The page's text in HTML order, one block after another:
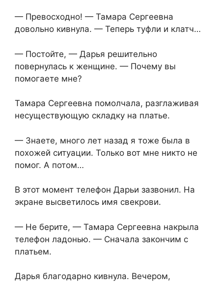
— Превосходно! — Тамара Сергеевна
довольно кивнула. — Теперь туфли и клатч…
— Постойте, — Дарья решительно
повернулась к женщине. — Почему вы
помогаете мне?
Тамара Сергеевна помолчала, разглаживая
несуществующую складку на платье.
— Знаете, много лет назад я тоже была в
похожей ситуации. Только вот мне никто не
помог. А потом…
В этот момент телефон Дарьи зазвонил. На
экране высветилось имя свекрови.
— Не берите, — Тамара Сергеевна накрыла
телефон ладонью. — Сначала закончим с
платьем.
Дарья благодарно кивнула. Вечером,